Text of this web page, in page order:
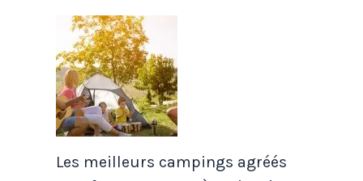
Les meilleurs campings agréés